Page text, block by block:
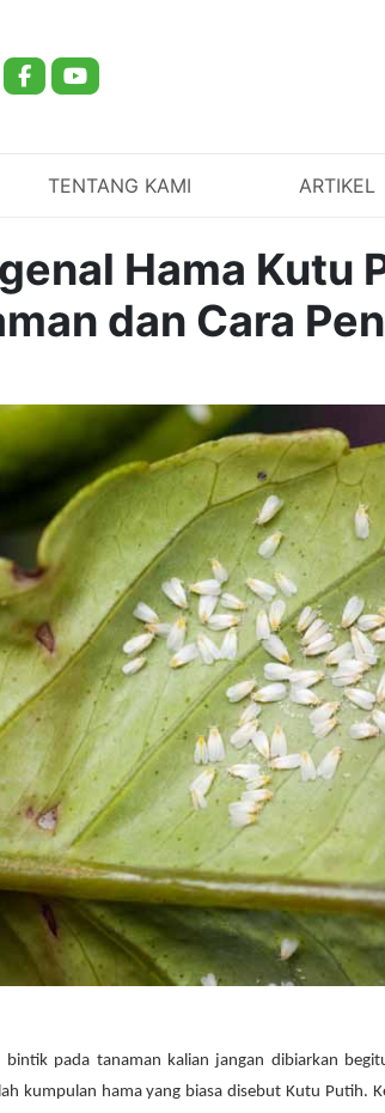
TENTANG KAMI ARTIKEL
Hama Kutu
dan Cara
bintik pada tanaman kalian jangan dibiarkan
kumpulan hama yang biasa disebut Kutu Putih.